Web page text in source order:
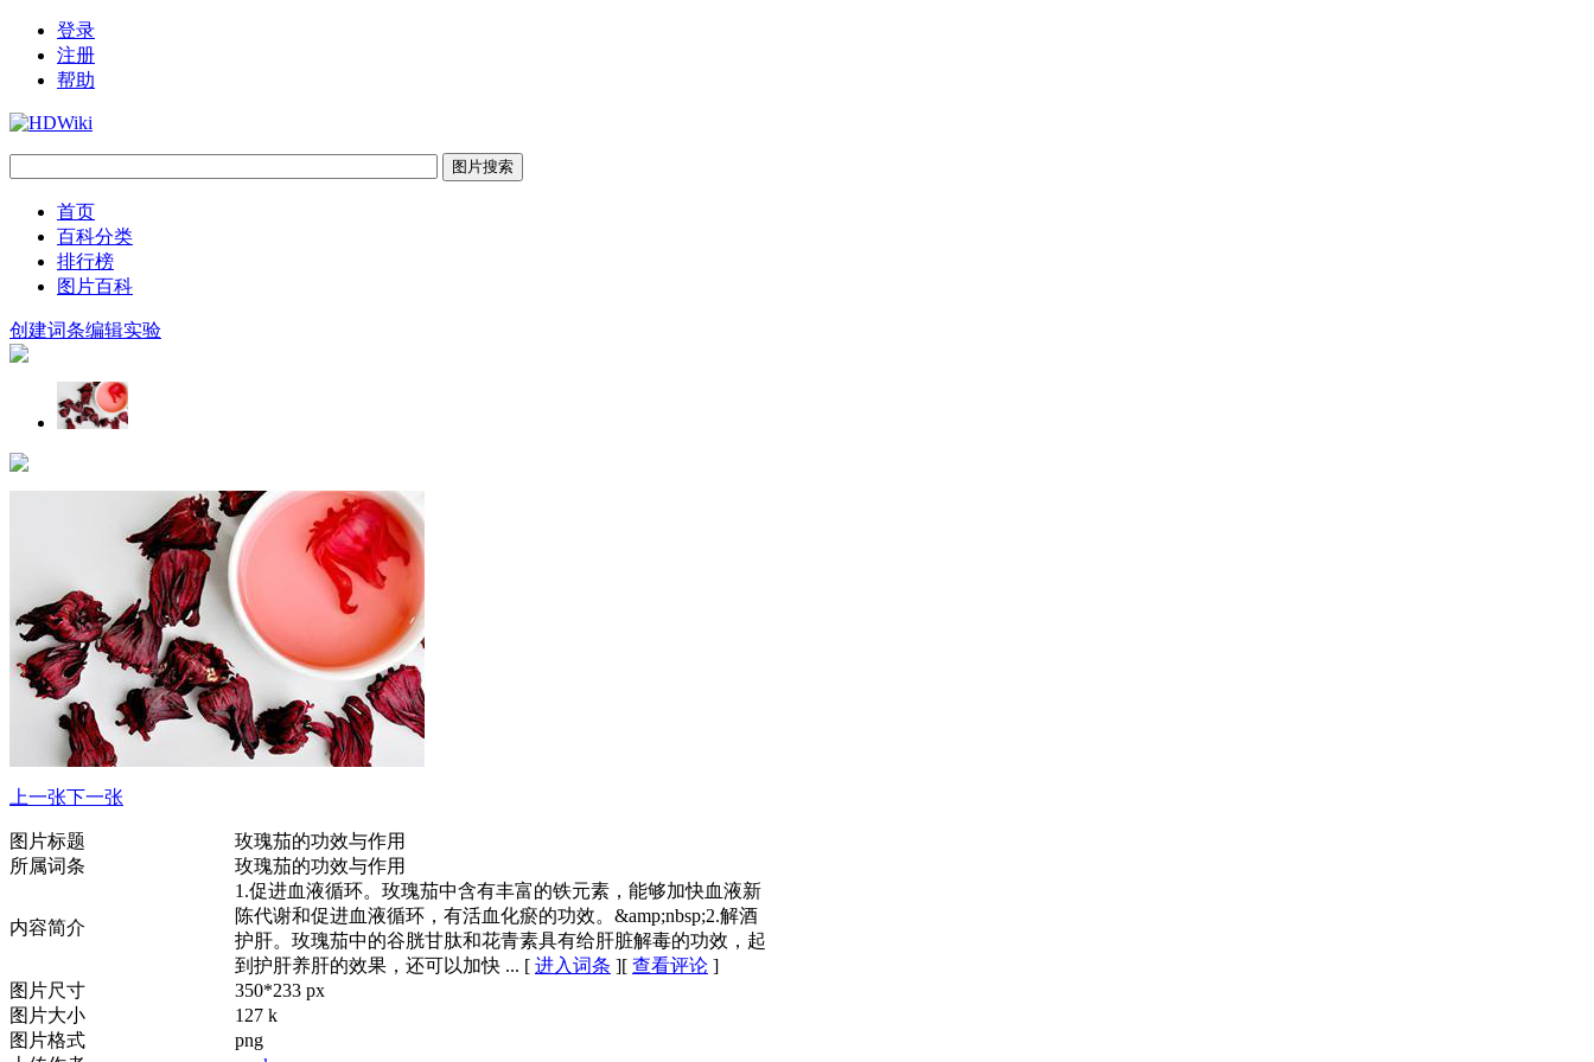
登录
注册
帮助
首页
百科分类
排行榜
图片百科
创建词条编辑实验
上一张下一张
图片标题
玫瑰茄的功效与作用
所属词条
玫瑰茄的功效与作用
内容简介
1.促进血液循环。玫瑰茄中含有丰富的铁元素，能够加快血液新
陈代谢和促进血液循环，有活血化瘀的功效。&amp;nbsp;2.解酒
护肝。玫瑰茄中的谷胱甘肽和花青素具有给肝脏解毒的功效，起
到护肝养肝的效果，还可以加快 ... [ 进入词条 ][ 查看评论 ]
图片尺寸
350*233 px
图片大小
127 k
图片格式
png